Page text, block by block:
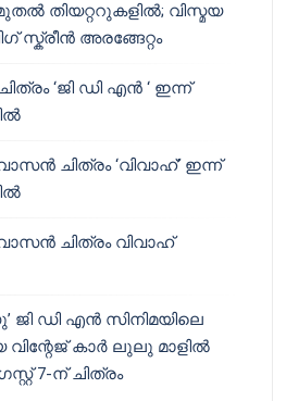
മുതൽ തിയറ്ററുകളിൽ; വിസ്മയ
സ്ക്രീൻ അരങ്ങേറ്റം
‘ജി ഡി എൻ ‘ ഇന്ന്
ചിത്രം ‘വിവാഹ്’ ഇന്ന്
ചിത്രം വിവാഹ്
ജി ഡി എൻ സിനിമയിലെ
വിന്റേജ് കാർ ലുലു മാളിൽ
7-ന് ചിത്രം